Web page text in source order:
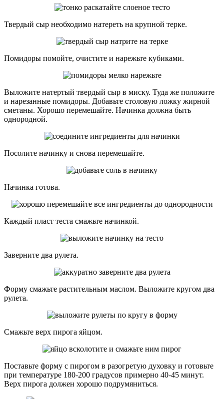
Твердый сыр необходимо натереть на крупной терке.
Помидоры помойте, очистите и нарежьте кубиками.
Выложите натертый твердый сыр в миску. Туда же положите
и нарезанные помидоры. Добавьте столовую ложку жирной
сметаны. Хорошо перемешайте. Начинка должна быть
однородной.
Посолите начинку и снова перемешайте.
Начинка готова.
Каждый пласт теста смажьте начинкой.
Заверните два рулета.
Форму смажьте растительным маслом. Выложите кругом два
рулета.
Смажьте верх пирога яйцом.
Поставьте форму с пирогом в разогретую духовку и готовьте
при температуре 180-200 градусов примерно 40-45 минут.
Верх пирога должен хорошо подрумяниться.